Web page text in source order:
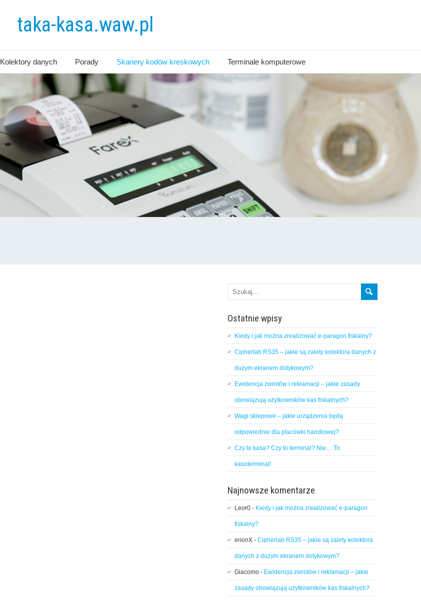
taka-kasa.waw.pl
Kolektory danych Porady Skanery kodów kreskowych Terminale komputerowe
Ostatnie wpisy
Kiedy i jak można zrealizować e-paragon fiskalny?
Cipherlab RS35 – jakie są zalety kolektora danych z
dużym ekranem dotykowym?
Ewidencja zwrotów i reklamacji – jakie zasady
obowiązują użytkowników kas fiskalnych?
Wagi sklepowe – jakie urządzenia będą
odpowiednie dla placówki handlowej?
Czy to kasa? Czy to terminal? Nie… To
kasoterminal!
Najnowsze komentarze
Leor0 - Kiedy i jak można zrealizować e-paragon
fiskalny?
erionX - Cipherlab RS35 – jakie są zalety kolektora
danych z dużym ekranem dotykowym?
Giacomo - Ewidencja zwrotów i reklamacji – jakie
zasady obowiązują użytkowników kas fiskalnych?